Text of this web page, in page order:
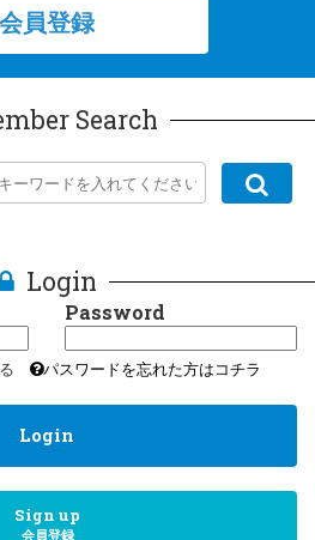
会員登録
Search
Login
Password
パスワードを忘れた方はコチラ
Login
Sign up
会員登録